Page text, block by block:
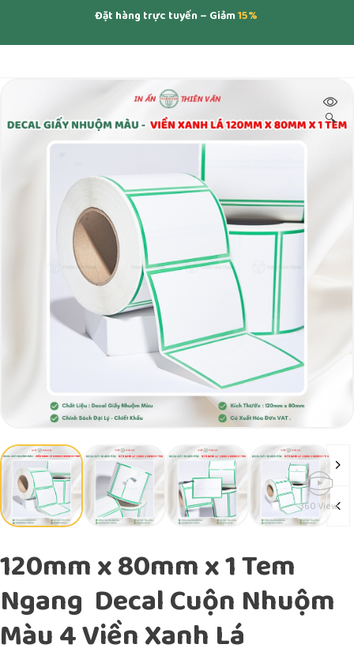
Đặt hàng trực tuyến – Giảm15%
🔍
360 View
120mm x 80mm x 1 Tem
Ngang Decal Cuộn Nhuộm
Màu 4 Viền Xanh Lá